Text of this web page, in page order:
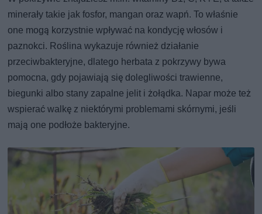
minerały takie jak fosfor, mangan oraz wapń. To właśnie
one mogą korzystnie wpływać na kondycję włosów i
paznokci. Roślina wykazuje również działanie
przeciwbakteryjne, dlatego herbata z pokrzywy bywa
pomocna, gdy pojawiają się dolegliwości trawienne,
biegunki albo stany zapalne jelit i żołądka. Napar może też
wspierać walkę z niektórymi problemami skórnymi, jeśli
mają one podłoże bakteryjne.